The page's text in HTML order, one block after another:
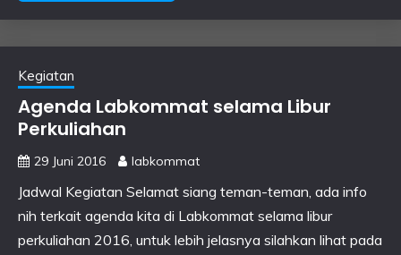
Kegiatan
Agenda Labkommat selama Libur
Perkuliahan
29 Juni 2016 labkommat
Jadwal Kegiatan Selamat siang teman-teman, ada info
nih terkait agenda kita di Labkommat selama libur
perkuliahan 2016, untuk lebih jelasnya silahkan lihat pada